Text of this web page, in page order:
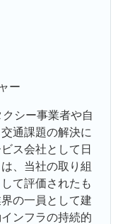
ー
シー事業者や自
通課題の解決に
ス会社として日
、当社の取り組
て評価されたも
の一員として建
ンフラの持続的